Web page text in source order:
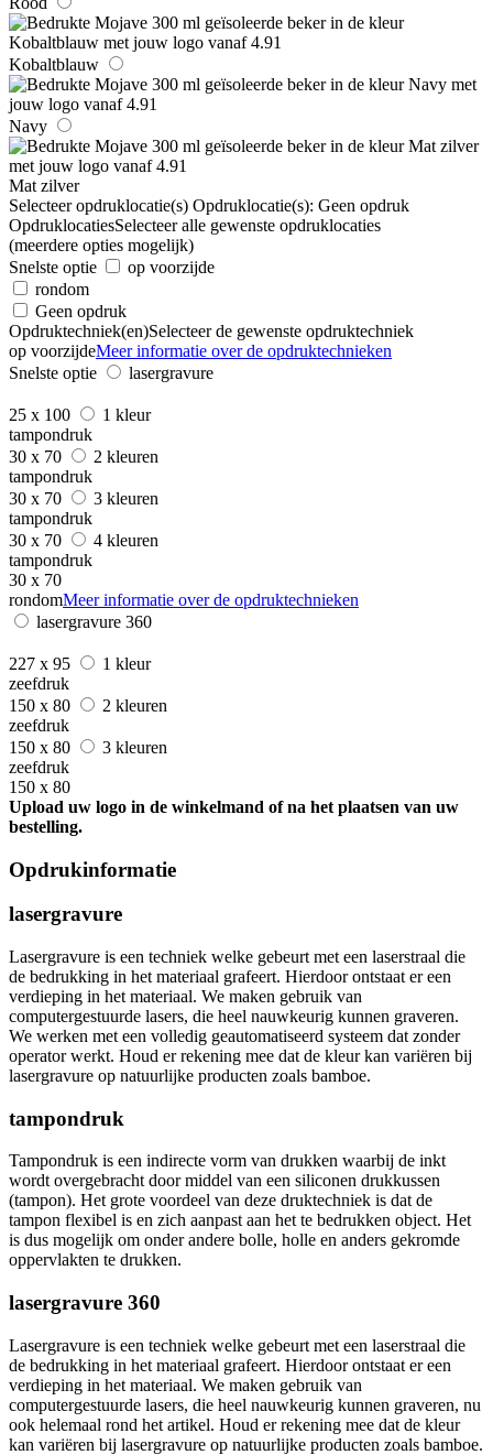
Kobaltblauw
Navy
Mat zilver
Selecteer opdruklocatie(s) Opdruklocatie(s): Geen opdruk
OpdruklocatiesSelecteer alle gewenste opdruklocaties
(meerdere opties mogelijk)
Snelste optie
op voorzijde
rondom
Geen opdruk
Opdruktechniek(en)Selecteer de gewenste opdruktechniek
op voorzijdeMeer informatie over de opdruktechnieken
Snelste optie
lasergravure
25 x 100
1 kleur
tampondruk
30 x 70
2 kleuren
tampondruk
30 x 70
3 kleuren
tampondruk
30 x 70
4 kleuren
tampondruk
30 x 70
rondomMeer informatie over de opdruktechnieken
lasergravure 360
227 x 95
1 kleur
zeefdruk
150 x 80
2 kleuren
zeefdruk
150 x 80
3 kleuren
zeefdruk
150 x 80
Upload uw logo in de winkelmand of na het plaatsen van uw
bestelling.
Opdrukinformatie
lasergravure
Lasergravure is een techniek welke gebeurt met een laserstraal die
de bedrukking in het materiaal grafeert. Hierdoor ontstaat er een
verdieping in het materiaal. We maken gebruik van
computergestuurde lasers, die heel nauwkeurig kunnen graveren.
We werken met een volledig geautomatiseerd systeem dat zonder
operator werkt. Houd er rekening mee dat de kleur kan variëren bij
lasergravure op natuurlijke producten zoals bamboe.
tampondruk
Tampondruk is een indirecte vorm van drukken waarbij de inkt
wordt overgebracht door middel van een siliconen drukkussen
(tampon). Het grote voordeel van deze druktechniek is dat de
tampon flexibel is en zich aanpast aan het te bedrukken object. Het
is dus mogelijk om onder andere bolle, holle en anders gekromde
oppervlakten te drukken.
lasergravure 360
Lasergravure is een techniek welke gebeurt met een laserstraal die
de bedrukking in het materiaal grafeert. Hierdoor ontstaat er een
verdieping in het materiaal. We maken gebruik van
computergestuurde lasers, die heel nauwkeurig kunnen graveren, nu
ook helemaal rond het artikel. Houd er rekening mee dat de kleur
kan variëren bij lasergravure op natuurlijke producten zoals bamboe.